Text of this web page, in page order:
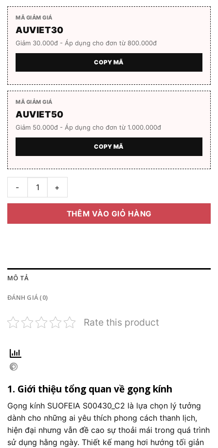
MÃ GIẢM GIÁ
AUVIET30
Giảm 30.000đ - Áp dụng cho đơn từ 800.000đ
COPY MÃ
MÃ GIẢM GIÁ
AUVIET50
Giảm 50.000đ - Áp dụng cho đơn từ 1.000.000đ
COPY MÃ
Gọng kính SUOFEIA S00430_C2 số lượng
THÊM VÀO GIỎ HÀNG
MÔ TẢ
ĐÁNH GIÁ (0)
Rate this product
1. Giới thiệu tổng quan về gọng kính
Gọng kính SUOFEIA S00430_C2 là lựa chọn lý tưởng
dành cho những ai yêu thích phong cách thanh lịch,
hiện đại nhưng vẫn đề cao sự thoải mái trong quá trình
sử dụng hằng ngày. Thiết kế mang hơi hướng tối giản